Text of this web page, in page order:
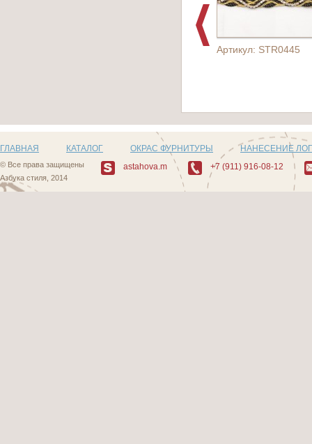
Артикул: STR0445
ГЛАВНАЯ КАТАЛОГ ОКРАС ФУРНИТУРЫ НАНЕСЕНИЕ
© Все права защищены
Азбука стиля, 2014
astahova.m +7 (911) 916-08-12